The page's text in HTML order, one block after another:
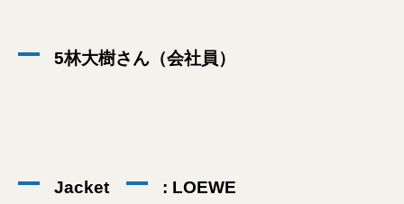
5林大樹さん（会社員）
Jacket : LOEWE